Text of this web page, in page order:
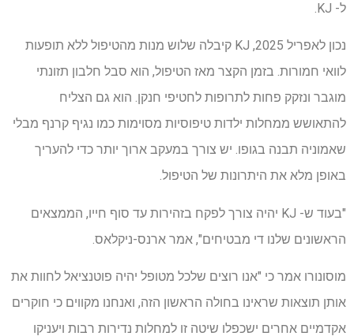
ל- KJ.
נכון לאפריל 2025, KJ קיבלה שלוש מנות מהטיפול ללא תופעות
לוואי חמורות. בזמן הקצר מאז הטיפול, הוא סבל חלבון תזונתי
מוגבר ונזקק פחות לתרופות לחטיפי חנקן. הוא גם הצליח
להתאושש ממחלות ילדות טיפוסיות מסוימות כמו נגיף קרנף מבלי
שאמוניה תבנה בגופו. יש צורך במעקב ארוך יותר כדי להעריך
באופן מלא את היתרונות של הטיפול.
"בעוד ש- KJ יהיה צורך לפקח בזהירות עד סוף חייו, הממצאים
הראשונים שלנו די מבטיחים", אמר ארנס-ניקלאס.
מוסונורו אמר כי "אנו רוצים שלכל מטופל יהיה פוטנציאל לחוות את
אותן תוצאות שראינו בחולה הראשון הזה, ואנחנו מקווים כי חוקרים
אקדמיים אחרים ישכפלו שיטה זו למחלות נדירות רבות ויעניקו